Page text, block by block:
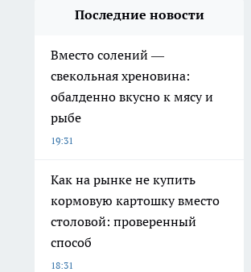
Последние новости
Вместо солений —
свекольная хреновина:
обалденно вкусно к мясу и
рыбе
19:31
Как на рынке не купить
кормовую картошку вместо
столовой: проверенный
способ
18:31